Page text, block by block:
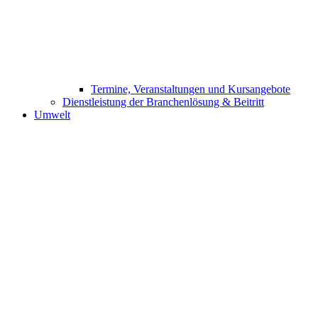
Termine, Veranstaltungen und Kursangebote
Dienstleistung der Branchenlösung & Beitritt
Umwelt